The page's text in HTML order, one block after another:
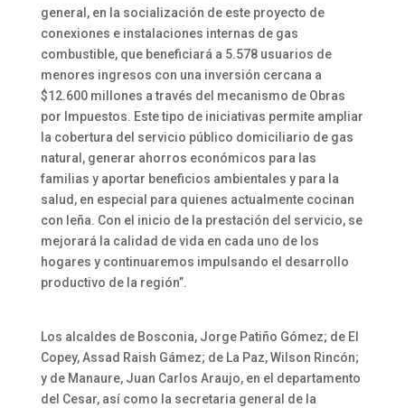
general, en la socialización de este proyecto de
conexiones e instalaciones internas de gas
combustible, que beneficiará a 5.578 usuarios de
menores ingresos con una inversión cercana a
$12.600 millones a través del mecanismo de Obras
por Impuestos. Este tipo de iniciativas permite ampliar
la cobertura del servicio público domiciliario de gas
natural, generar ahorros económicos para las
familias y aportar beneficios ambientales y para la
salud, en especial para quienes actualmente cocinan
con leña. Con el inicio de la prestación del servicio, se
mejorará la calidad de vida en cada uno de los
hogares y continuaremos impulsando el desarrollo
productivo de la región”.
Los alcaldes de Bosconia, Jorge Patiño Gómez; de El
Copey, Assad Raish Gámez; de La Paz, Wilson Rincón;
y de Manaure, Juan Carlos Araujo, en el departamento
del Cesar, así como la secretaria general de la